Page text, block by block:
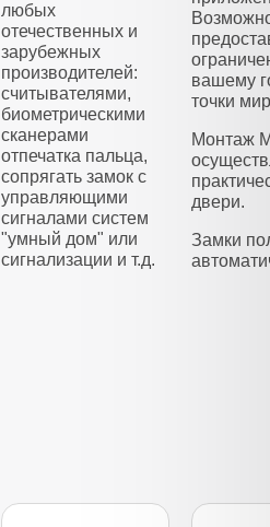
любых
отечественных и
зарубежных
производителей:
считывателями,
биометрическими
сканерами
отпечатка пальца,
сопрягать замок с
управляющими
сигналами систем
"умный дом" или
сигнализации и т.д.
вашему
точки
Монтаж
двери.
Замки